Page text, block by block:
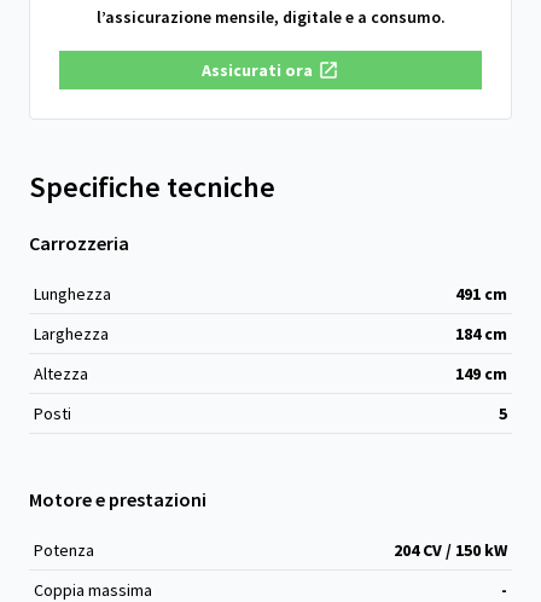
l’assicurazione mensile, digitale e a consumo.
Assicurati ora
Specifiche tecniche
Carrozzeria
Lunghezza 491 cm
Larghezza
184cm
Altezza
149 cm
Posti
5
Motore e prestazioni
Potenza
204 CV / 150 kW
Coppia massima
-